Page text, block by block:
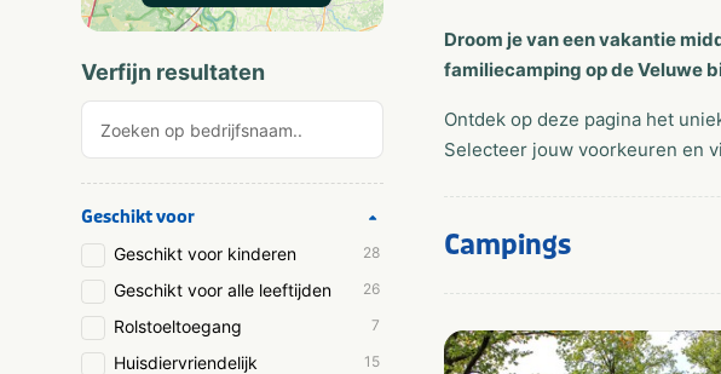
Verfijn resultaten
Geschikt voor
Geschikt voor kinderen 28
Geschikt voor alle leeftijden 26
Rolstoeltoegang 7
Huisdiervriendelijk 15
Droom je van een vakantie
familiecamping op de Veluwe
Ontdek op deze pagina het
Selecteer jouw voorkeuren en
Campings